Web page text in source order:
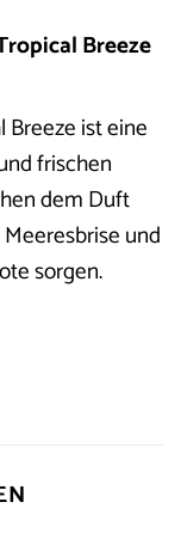
Breeze
Breeze ist eine
frischen
dem Duft
und
sorgen.